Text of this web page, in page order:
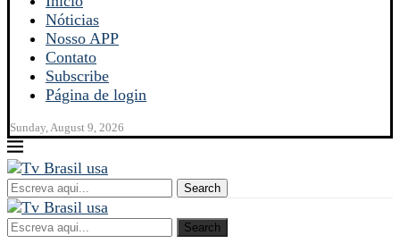
Nóticias
Nosso APP
Contato
Subscribe
Página de login
Sunday, August 9, 2026
Search
Search